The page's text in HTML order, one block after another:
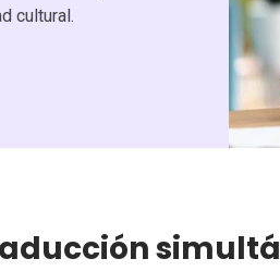
cultural.